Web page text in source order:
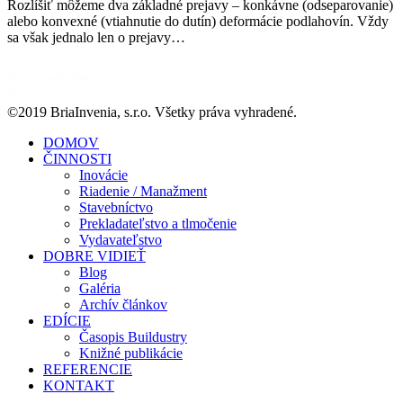
Rozlíšiť môžeme dva základné prejavy – konkávne (odseparovanie)
alebo konvexné (vtiahnutie do dutín) deformácie podlahovín. Vždy
sa však jednalo len o prejavy…
©2019 BriaInvenia, s.r.o. Všetky práva vyhradené.
DOMOV
ČINNOSTI
Inovácie
Riadenie / Manažment
Stavebníctvo
Prekladateľstvo a tlmočenie
Vydavateľstvo
DOBRE VIDIEŤ
Blog
Galéria
Archív článkov
EDÍCIE
Časopis Buildustry
Knižné publikácie
REFERENCIE
KONTAKT